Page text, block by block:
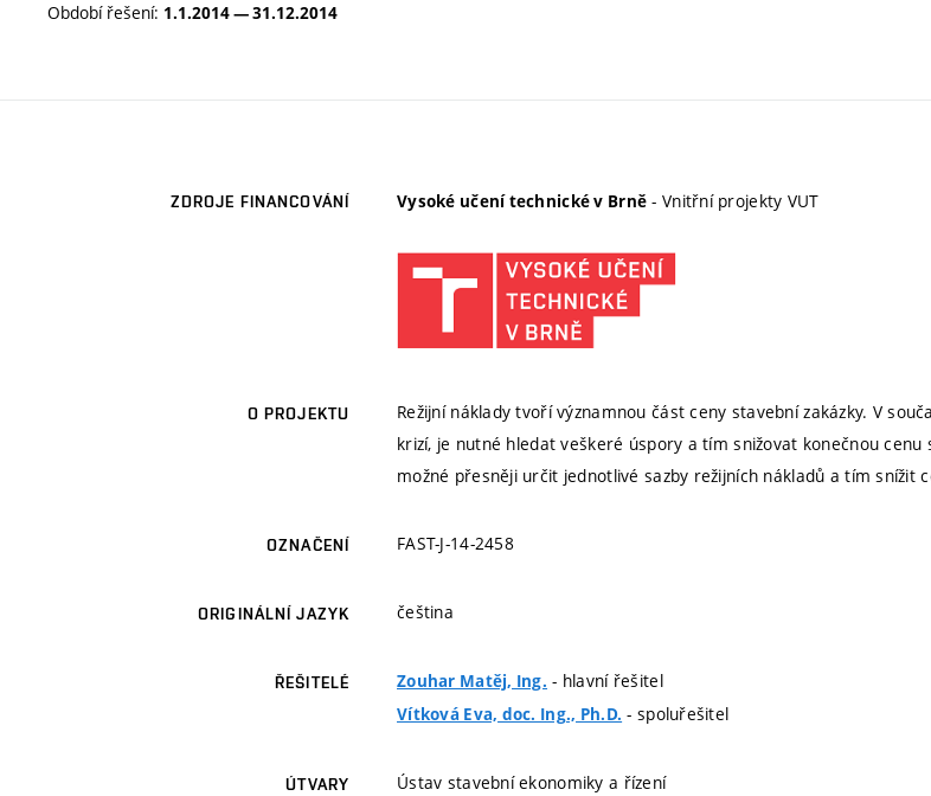
Období řešení: 1.1.2014 — 31.12.2014
ZDROJE FINANCOVÁNÍ Vysoké učení technické v Brně - Vnitřní projekty VUT
O PROJEKTU
Režijní náklady tvoří významnou část ceny stavební zakázky. V
krizí, je nutné hledat veškeré úspory a tím snižovat konečnou cenu
možné přesněji určit jednotlivé sazby režijních nákladů a tím snížit
OZNAČENÍ FAST-J-14-2458
ORIGINÁLNÍ JAZYK čeština
ŘEŠITELÉ Zouhar Matěj, Ing. - hlavní řešitel
Vítková Eva, doc. Ing., Ph.D. - spoluřešitel
ÚTVARY
Ústav stavební ekonomiky a řízení